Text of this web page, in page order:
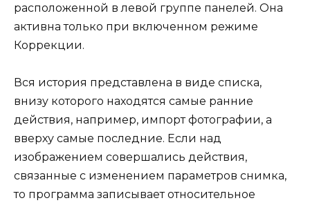
расположенной в левой группе панелей. Она
активна только при включенном режиме
Коррекции.
Вся история представлена в виде списка,
внизу которого находятся самые ранние
действия, например, импорт фотографии, а
вверху самые последние. Если над
изображением совершались действия,
связанные с изменением параметров снимка,
то программа записывает относительное